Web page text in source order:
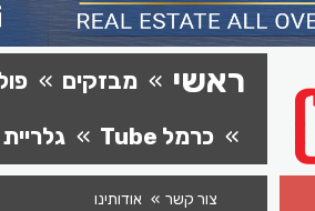
ראשי מבזקים
כרמל Tube
צור קשר אודותינו